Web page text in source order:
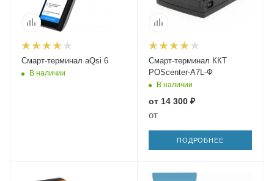
Смарт-терминал aQsi 6
В наличии
Смарт-терминал ККТ
POScenter-A7L-Ф
В наличии
от 14 300 ₽
от
ПОДРОБНЕЕ